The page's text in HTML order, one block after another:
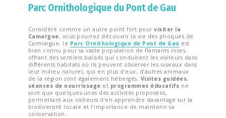
Parc Ornithologique du Pont de Gau
Considéré comme un autre point fort pourvisiter la
Camargue, vous pourrez découvrir la vie des phoques de
Carmargue, le Parc Ornithologique de Pont de Gau est
bien connu pour sa vaste population de flamants roses,
offrant des sentiers balisés qui conduisent les visiteurs dans
différents habitats où ils peuvent observer les oiseaux dans
leur milieu naturel, qui en plus d’eux, d’autres animaux
de la région sont également hébergés. Visites guidées,
séances de nourrissage et programmes éducatifs ne
sont que quelques-unes des activités proposées,
permettant aux visiteurs d’en apprendre davantage sur la
biodiversité locale et l’importance de maintenir sa
conservation.